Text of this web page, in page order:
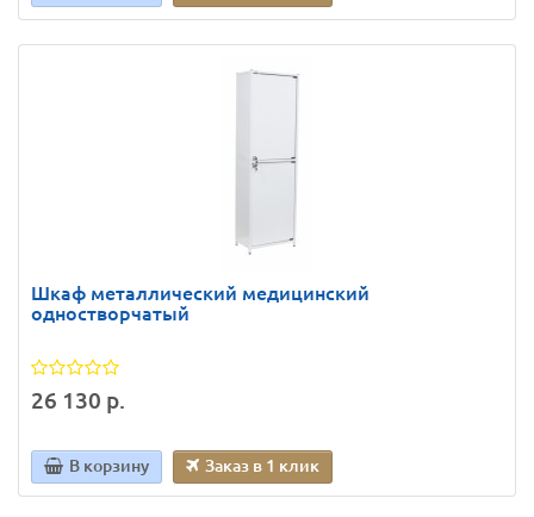
Шкаф металлический медицинский
одностворчатый
26 130 р.
В корзину Заказ в 1 клик